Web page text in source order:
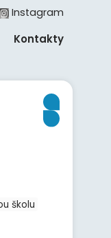
Instagram
Kontakty
školu